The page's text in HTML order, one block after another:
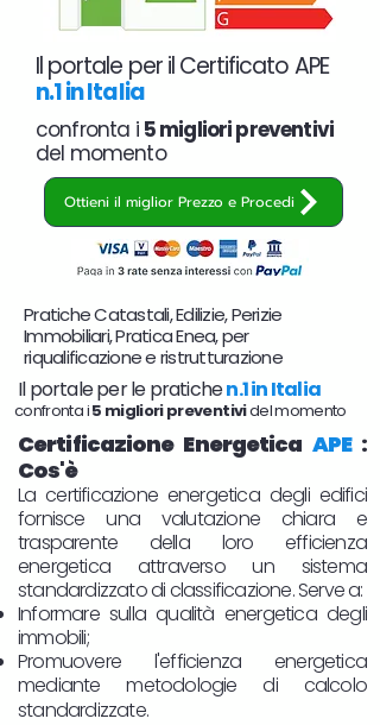
Il portale per il Certificato APE
n.1 in Italia
confronta i 5 migliori preventivi
del momento
Ottieni il miglior Prezzo e Procedi
Pratiche Catastali, Edilizie, Perizie
Immobiliari, Pratica Enea, per
riqualificazione e ristrutturazione
Il portale per le pratichen.1 in Italia
confronta i5 migliori preventividel momento
Certificazione Energetica APE:
Cos'è
La certificazione energetica degli edifici
fornisce una valutazione chiara e
trasparente della loro efficienza
energetica attraverso un sistema
standardizzato di classificazione. Serve a:
Informare sulla qualità energetica degli
immobili;
Promuovere l'efficienza energetica
mediante metodologie di calcolo
standardizzate.